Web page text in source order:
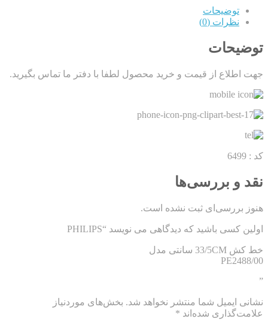
توضیحات
نظرات (0)
توضیحات
جهت اطلاع از قیمت و خرید محصول لطفا با دفتر ما تماس بگیرید.
کد : 6499
نقد و بررسی‌ها
هنوز بررسی‌ای ثبت نشده است.
اولین کسی باشید که دیدگاهی می نویسد “PHILIPS
خط کش 33/5CM سانتی مدل
PE2488/00
”
نشانی ایمیل شما منتشر نخواهد شد. بخش‌های موردنیاز
علامت‌گذاری شده‌اند *